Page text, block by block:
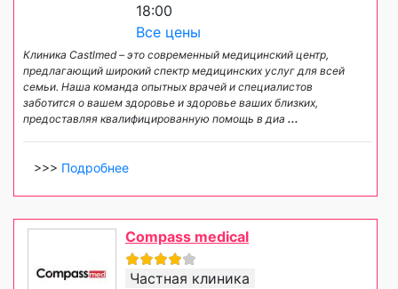
18:00
Все цены
Клиника Castlmed – это современный медицинский центр,
предлагающий широкий спектр медицинских услуг для всей
семьи. Наша команда опытных врачей и специалистов
заботится о вашем здоровье и здоровье ваших близких,
предоставляя квалифицированную помощь в диа ...
>>> Подробнее
Compass medical
Частная клиника